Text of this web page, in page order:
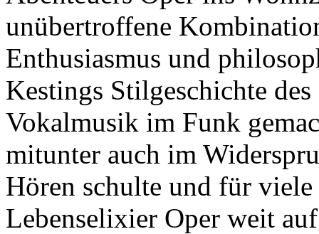
unübertroffene
Enthusiasmus und
Kestings Stilgeschichte
Vokalmusik im Funk
mitunter auch im
Hören schulte und für
Lebenselixier Oper weit